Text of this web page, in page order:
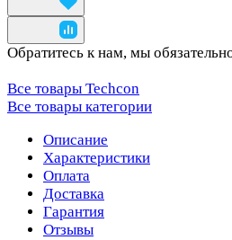
Обратитесь к нам, мы
Все товары Techcon
Все товары категории
Описание
Характеристики
Оплата
Доставка
Гарантия
Отзывы